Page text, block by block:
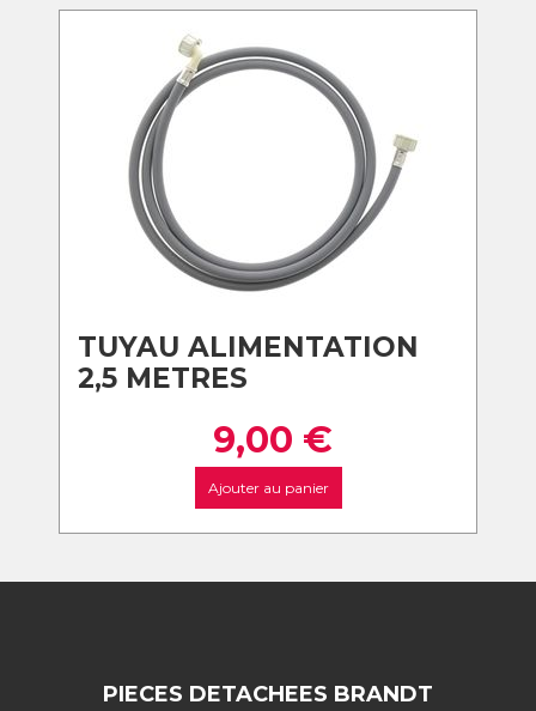
TUYAU ALIMENTATION
2,5 METRES
9,00 €
Ajouter au panier
PIECES DETACHEES BRANDT